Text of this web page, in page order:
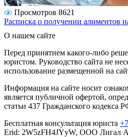
Просмотров 8621
Расписка о получении алиментов
О нашем сайте
Перед принятием какого-либо
юристом. Руководство сайта не
использование размещенной на
Информация на сайте носит
является публичной офертой,
статьи 437 Гражданского кодекса
Бесплатная консультация юриста
Erid: 2W5zFH4JYyW, ООО Лигал